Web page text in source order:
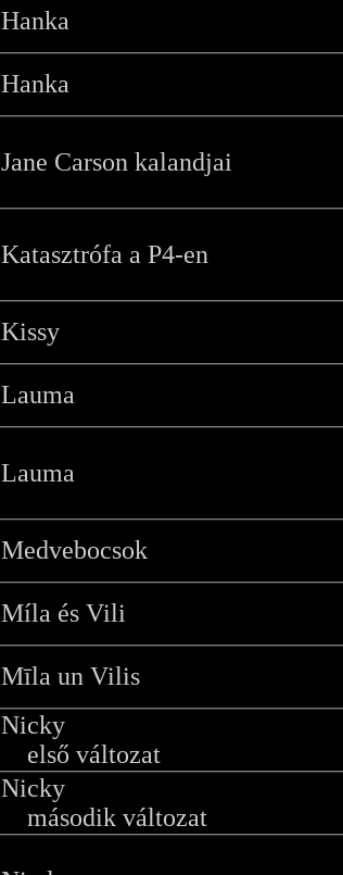
Hanka
Hanka
Jane Carson kalandjai
Katasztrófa a P4-en
Kissy
Lauma
Lauma
Medvebocsok
Míla és Vili
Mīla un Vilis
Nicky
első változat
Nicky
második változat